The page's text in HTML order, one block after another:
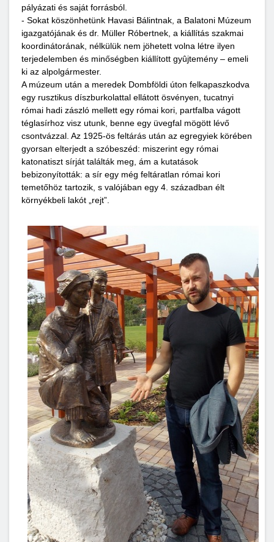
pályázati és saját forrásból.
- Sokat köszönhetünk Havasi Bálintnak, a Balatoni Múzeum
igazgatójának és dr. Müller Róbertnek, a kiállítás szakmai
koordinátorának, nélkülük nem jöhetett volna létre ilyen
terjedelemben és minőségben kiállított gyûjtemény – emeli
ki az alpolgármester.
A múzeum után a meredek Dombföldi úton felkapaszkodva
egy rusztikus díszburkolattal ellátott ösvényen, tucatnyi
római hadi zászló mellett egy római kori, partfalba vágott
téglasírhoz visz utunk, benne egy üvegfal mögött lévő
csontvázzal. Az 1925-ös feltárás után az egregyiek körében
gyorsan elterjedt a szóbeszéd: miszerint egy római
katonatiszt sírját találták meg, ám a kutatások
bebizonyították: a sír egy még feltáratlan római kori
temetőhöz tartozik, s valójában egy 4. században élt
környékbeli lakót „rejt”.